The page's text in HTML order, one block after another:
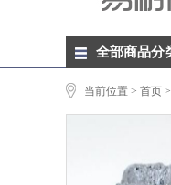
全部商品分
当前位置 > 首页